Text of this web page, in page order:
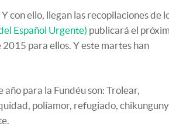
con ello, llegan las recopilaciones de
Español Urgente) publicará el
para ellos. Y este martes han
para la Fundéu son: Trolear,
poliamor, refugiado,